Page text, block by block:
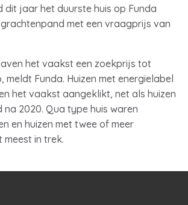
dit jaar het duurste huis op Funda
met een vraagprijs van
het vaakst een zoekprijs tot
meldt Funda. Huizen met energielabel
het vaakst aangeklikt, net als huizen
na 2020. Qua type huis waren
en huizen met twee of meer
in trek.